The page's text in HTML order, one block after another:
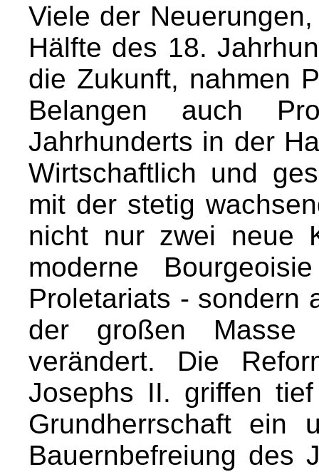
Viele der
Hälfte des 18.
die Zukunft, nahmen
Belangen auch
Jahrhunderts in der
Wirtschaftlich und
mit der stetig
nicht nur zwei neue
moderne
Proletariats - sondern
der großen Masse
verändert. Die
Josephs II. griffen
Grundherrschaft ein
Bauernbefreiung des